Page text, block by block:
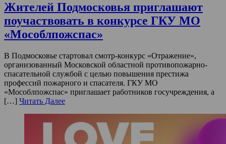
Жителей Подмосковья приглашают
поучаствовать в конкурсе ГКУ МО
«Мособлпожспас»
В Подмосковье стартовал смотр-конкурс «Отражение»,
организованный Московской областной противопожарно-
спасательной службой с целью повышения престижа
профессий пожарного и спасателя. ГКУ МО
«Мособлпожспас» приглашает работников госучреждения, а
[…] Читать Далее